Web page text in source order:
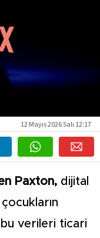
12 Mayıs 2026 Salı 12:17
Paxton, dijital
bu verileri ticari